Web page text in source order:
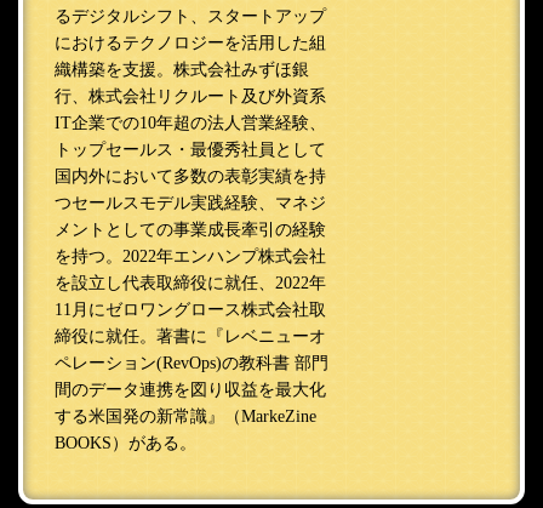
るデジタルシフト、スタートアップ
におけるテクノロジーを活用した組
織構築を支援。株式会社みずほ銀
行、株式会社リクルート及び外資系
IT企業での10年超の法人営業経験、
トップセールス・最優秀社員として
国内外において多数の表彰実績を持
つセールスモデル実践経験、マネジ
メントとしての事業成長牽引の経験
を持つ。2022年エンハンプ株式会社
を設立し代表取締役に就任、2022年
11月にゼロワングロース株式会社取
締役に就任。著書に『レベニューオ
ペレーション(RevOps)の教科書 部門
間のデータ連携を図り収益を最大化
する米国発の新常識』（MarkeZine
BOOKS）がある。